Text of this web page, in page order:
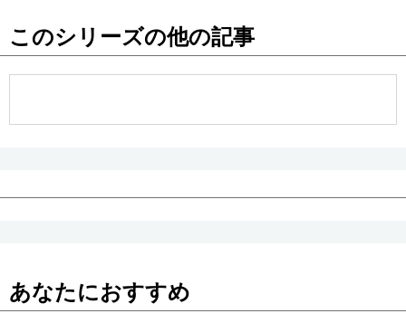
このシリーズの他の記事
あなたにおすすめ